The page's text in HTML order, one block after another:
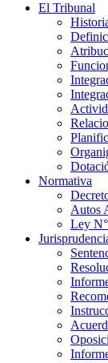
El Tribunal
Normativa
Autos
Ley